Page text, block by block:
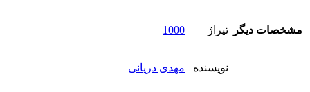
مشخصات دیگر تیراژ 1000
نویسنده مهدی دریانی